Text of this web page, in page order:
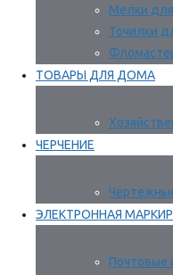
Мелки
Точилки
ТОВАРЫ ДЛЯ ДОМА
ЧЕРЧЕНИЕ
ЭЛЕКТРОННАЯ
Почтовые